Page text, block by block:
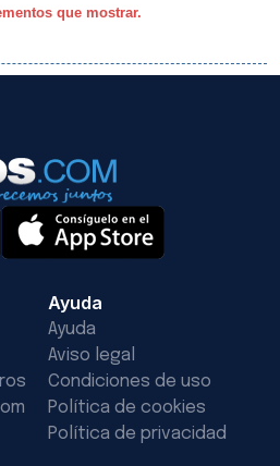
que mostrar.
Ayuda
Ayuda
Aviso legal
Condiciones de uso
Política de cookies
Política de privacidad